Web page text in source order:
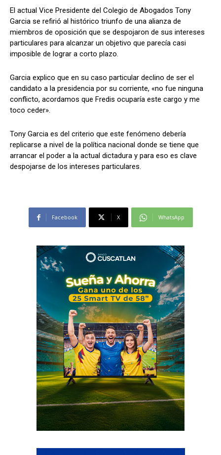
Comparta
Facebook X WhatsApp
Síganos
Comparta
Facebook X WhatsApp
Síganos
El actual Vice Presidente del Colegio de Abogados Tony
Garcia se refirió al histórico triunfo de una alianza de
miembros de oposición que se despojaron de sus intereses
particulares para alcanzar un objetivo que parecía casi
imposible de lograr a corto plazo.
Garcia explico que en su caso particular declino de ser el
candidato a la presidencia por su corriente, «no fue ninguna
conflicto, acordamos que Fredis ocuparía este cargo y me
toco ceder».
Tony Garcia es del criterio que este fenómeno debería
replicarse a nivel de la política nacional donde se tiene que
arrancar el poder a la actual dictadura y para eso es clave
despojarse de los intereses particulares.
Facebook X WhatsApp